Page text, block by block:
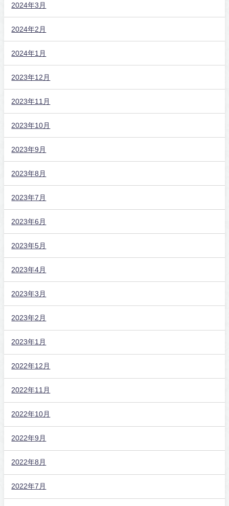
2024年3月
2024年2月
2024年1月
2023年12月
2023年11月
2023年10月
2023年9月
2023年8月
2023年7月
2023年6月
2023年5月
2023年4月
2023年3月
2023年2月
2023年1月
2022年12月
2022年11月
2022年10月
2022年9月
2022年8月
2022年7月